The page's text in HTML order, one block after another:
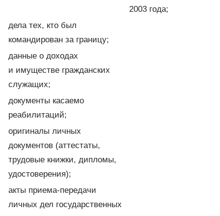
2003 года;
дела тех, кто был
командирован за границу;
данные о доходах
и имуществе гражданских
служащих;
документы касаемо
реабилитаций;
оригиналы личных
документов (аттестаты,
трудовые книжки, дипломы,
удостоверения);
акты приема-передачи
личных дел государственных